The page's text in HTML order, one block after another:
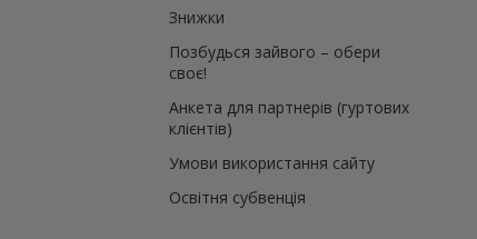
Знижки
Позбудься зайвого – обери
своє!
Анкета для партнерів (гуртових
клієнтів)
Умови використання сайту
Освітня субвенція